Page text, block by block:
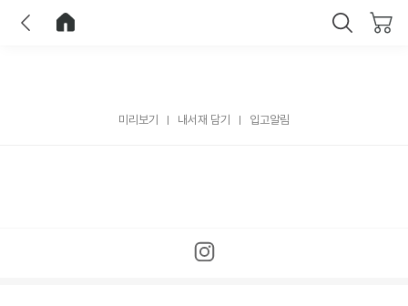
미리보기 내서재 담기 입고알림